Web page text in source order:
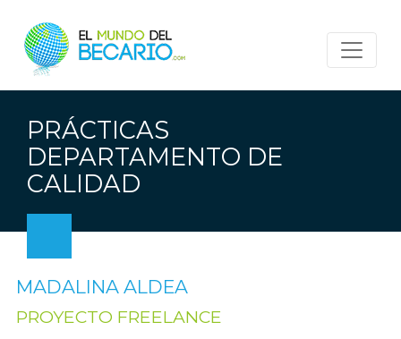
PRÁCTICAS
DEPARTAMENTO DE
CALIDAD
MADALINA ALDEA
PROYECTO FREELANCE